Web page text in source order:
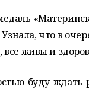
что в
все живы и
буду ждать